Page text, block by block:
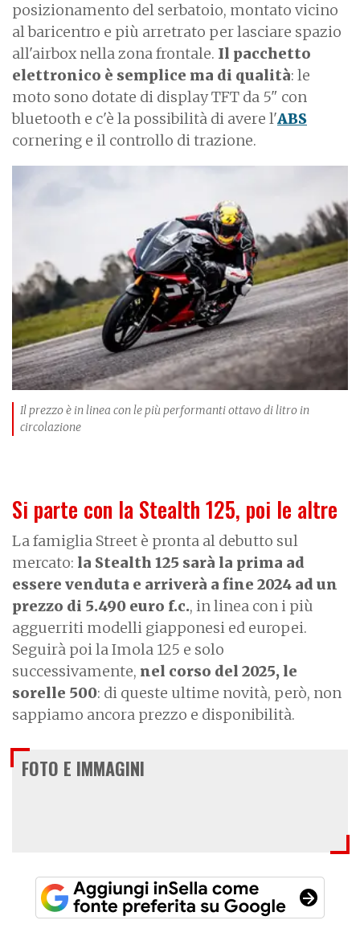
posizionamento del serbatoio, montato vicino
al baricentro e più arretrato per lasciare spazio
all'airbox nella zona frontale. Il pacchetto
elettronico è semplice ma di qualità: le
moto sono dotate di display TFT da 5" con
bluetooth e c'è la possibilità di avere l'ABS
cornering e il controllo di trazione.
Il prezzo è in linea con le più performanti ottavo di litro in
circolazione
Si parte con la Stealth 125, poi le altre
La famiglia Street è pronta al debutto sul
mercato: la Stealth 125 sarà la prima ad
essere venduta e arriverà a fine 2024 ad un
prezzo di 5.490 euro f.c., in linea con i più
agguerriti modelli giapponesi ed europei.
Seguirà poi la Imola 125 e solo
successivamente, nel corso del 2025, le
sorelle 500: di queste ultime novità, però, non
sappiamo ancora prezzo e disponibilità.
FOTO E IMMAGINI